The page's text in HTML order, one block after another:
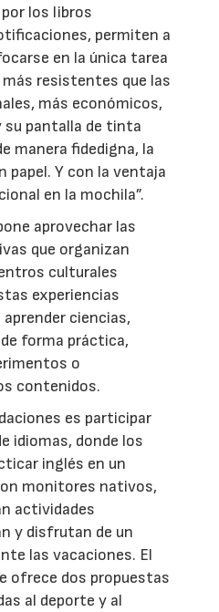
los libros
permiten a
en la única tarea
más resistentes que las
más económicos,
su pantalla de tinta
manera fidedigna, la
papel. Y con la ventaja
en la mochila”.
aprovechar las
que organizan
culturales
experiencias
ciencias,
forma práctica,
o
contenidos.
es participar
idiomas, donde los
inglés en un
monitores nativos,
actividades
y disfrutan de un
las vacaciones. El
ofrece dos propuestas
al deporte y al